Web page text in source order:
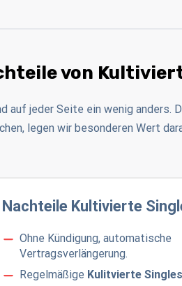
von
auf jeder Seite ein wenig anders.
legen wir besonderen Wert
Nachteile Kultivierte
Ohne Kündigung, automatische
Vertragsverlängerung.
Regelmäßige Kulitvierte